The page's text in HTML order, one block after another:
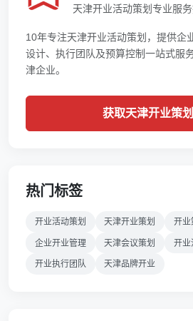
天津开业活动策划专业服
10年专注天津开业活动策划，提供企
设计、执行团队及预算控制一站式服
津企业。
获取天津开业策
热门标签
开业活动策划 天津开业策划 开业
企业开业管理 天津会议策划 开业
开业执行团队 天津品牌开业